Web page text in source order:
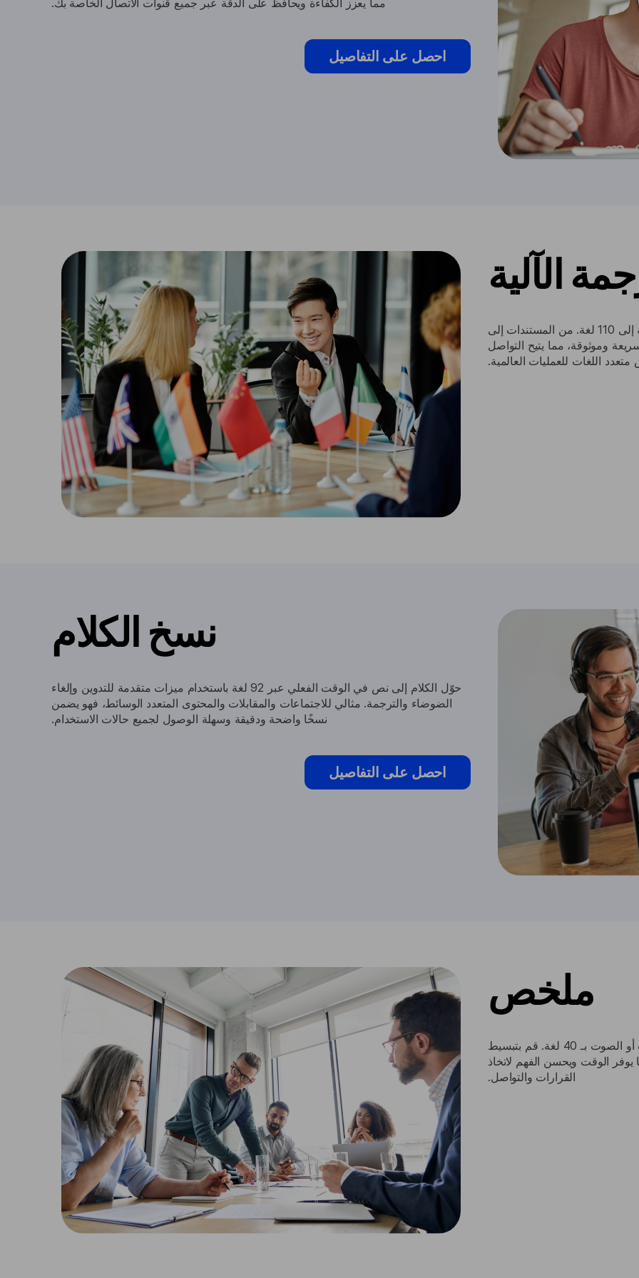
مما يعزز الكفاءة ويحافظ على الدقة عبر جميع قنوات الاتصال الخاصة بك.
احصل على التفاصيل
الآلية
قم بترجمة النصوص والصوت والملفات والصوت بسلاسة إلى 110 لغة. من المستندات إلى
وموثوقة، مما يتيح التواصل
اللغات للعمليات العالمية.
نسخ الكلام
حوّل الكلام إلى نص في الوقت الفعلي عبر 92 لغة باستخدام ميزات متقدمة للتدوين وإلغاء
الضوضاء والترجمة. مثالي للاجتماعات والمقابلات والمحتوى المتعدد الوسائط، فهو يضمن
نسخًا واضحة ودقيقة وسهلة الوصول لجميع حالات الاستخدام.
احصل على التفاصيل
ملخص
قم بإنشاء ملخصات موجزة من النصوص أو المستندات أو الصوت بـ 40 لغة. قم بتبسيط
الوقت ويحسن الفهم لاتخاذ
القرارات والتواصل.